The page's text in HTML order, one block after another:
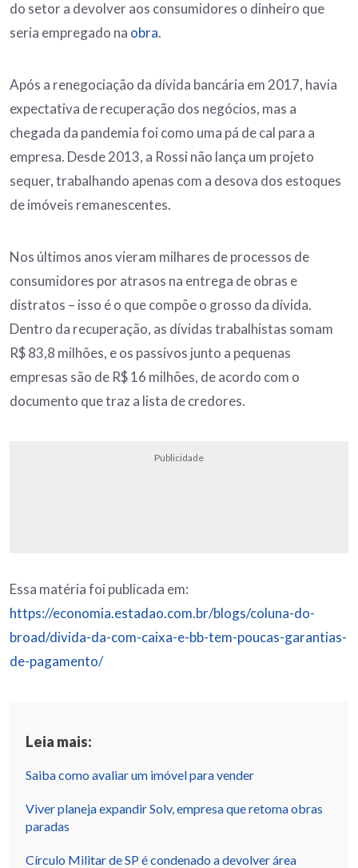
do setor a devolver aos consumidores o dinheiro que
seria empregado na obra.
Após a renegociação da dívida bancária em 2017, havia
expectativa de recuperação dos negócios, mas a
chegada da pandemia foi como uma pá de cal para a
empresa. Desde 2013, a Rossi não lança um projeto
sequer, trabalhando apenas com a desova dos estoques
de imóveis remanescentes.
Nos últimos anos vieram milhares de processos de
consumidores por atrasos na entrega de obras e
distratos – isso é o que compõe o grosso da dívida.
Dentro da recuperação, as dívidas trabalhistas somam
R$ 83,8 milhões, e os passivos junto a pequenas
empresas são de R$ 16 milhões, de acordo com o
documento que traz a lista de credores.
Publicidade
Essa matéria foi publicada em:
https://economia.estadao.com.br/blogs/coluna-do-
broad/divida-da-com-caixa-e-bb-tem-poucas-garantias-
de-pagamento/
Leia mais:
Saiba como avaliar um imóvel para vender
Viver planeja expandir Solv, empresa que retoma obras
paradas
Círculo Militar de SP é condenado a devolver área